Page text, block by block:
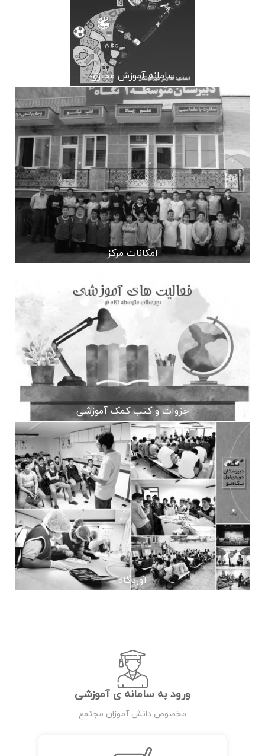
سامانه آموزش مجازی
امکانات مرکز
جزوات و کتب کمک آموزشی
آوردگاه
ورود به سامانه ی آموزشی
مخصوص دانش آموزان مجتمع